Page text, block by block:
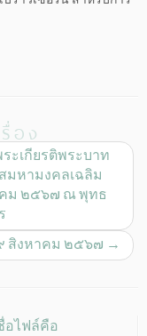
อง
ะเกียรติพระบาท
มหามงคลเฉลิม
ม ๒๕๖๗ ณ พุทธ
สิงหาคม ๒๕๖๗ →